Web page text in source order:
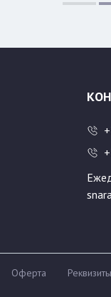
Оферта Реквизиты